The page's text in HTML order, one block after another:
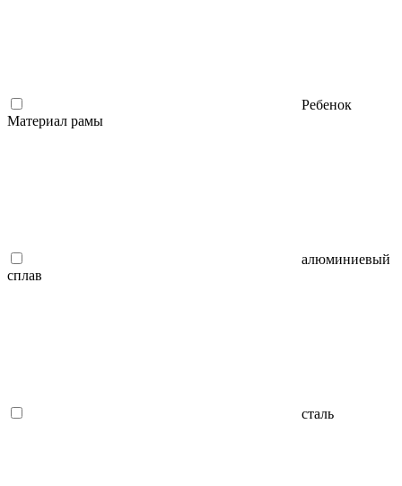
Ребенок
Материал рамы
алюминиевый
сплав
сталь